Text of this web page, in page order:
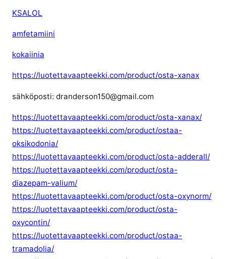
KSALOL
amfetamiini
kokaiinia
https://luotettavaapteekki.com/product/osta-xanax
sähköposti: dranderson150@gmail.com
https://luotettavaapteekki.com/product/osta-xanax/
https://luotettavaapteekki.com/product/ostaa-
oksikodonia/
https://luotettavaapteekki.com/product/osta-adderall/
https://luotettavaapteekki.com/product/osta-
diazepam-valium/
https://luotettavaapteekki.com/product/osta-oxynorm/
https://luotettavaapteekki.com/product/osta-
oxycontin/
https://luotettavaapteekki.com/product/ostaa-
tramadolia/